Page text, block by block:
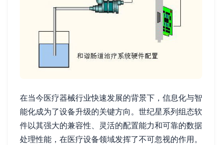
在当今医疗器械行业快速发展的背景下，信息化与智
能化成为了设备升级的关键方向。世纪星系列组态软
件以其强大的兼容性、灵活的配置能力和可靠的数据
处理性能，在医疗设备领域发挥了不可忽视的作用。